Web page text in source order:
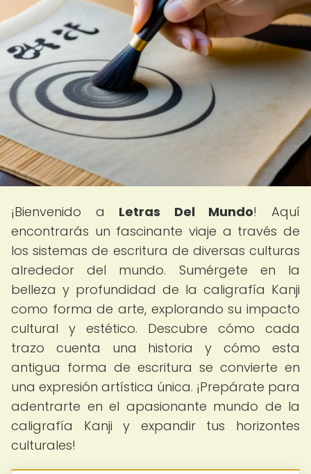
¡Bienvenido a Letras Del Mundo! Aquí
encontrarás un fascinante viaje a través de
los sistemas de escritura de diversas culturas
alrededor del mundo. Sumérgete en la
belleza y profundidad de la caligrafía Kanji
como forma de arte, explorando su impacto
cultural y estético. Descubre cómo cada
trazo cuenta una historia y cómo esta
antigua forma de escritura se convierte en
una expresión artística única. ¡Prepárate para
adentrarte en el apasionante mundo de la
caligrafía Kanji y expandir tus horizontes
culturales!